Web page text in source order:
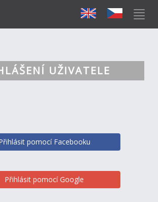
UŽIVATELE
pomocí Facebooku
Přihlásit pomocí Google